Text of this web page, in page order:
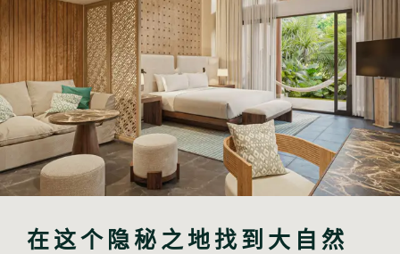
在这个隐秘之地找到大自然